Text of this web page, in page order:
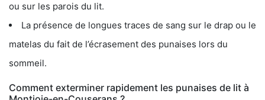
ou sur les parois du lit.
La présence de longues traces de sang sur le drap ou le
matelas du fait de l’écrasement des punaises lors du
sommeil.
Comment exterminer rapidement les punaises de lit à